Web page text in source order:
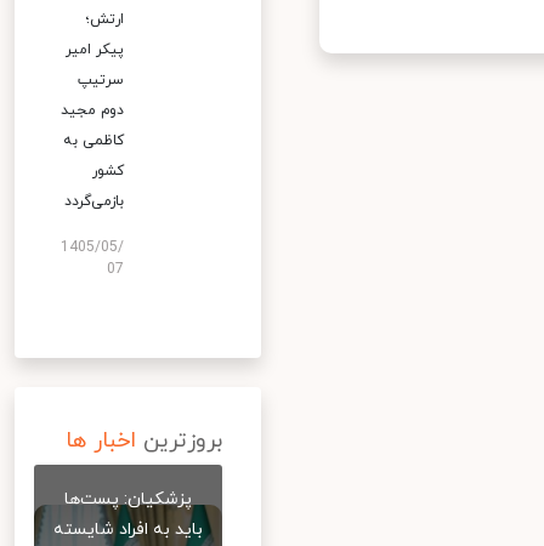
ارتش؛
پیکر امیر
سرتیپ
دوم مجید
کاظمی به
کشور
بازمی‌گردد
1405/05/
07
بروزترین اخبار ها
پزشکیان: پست‌ها
باید به افراد شایسته